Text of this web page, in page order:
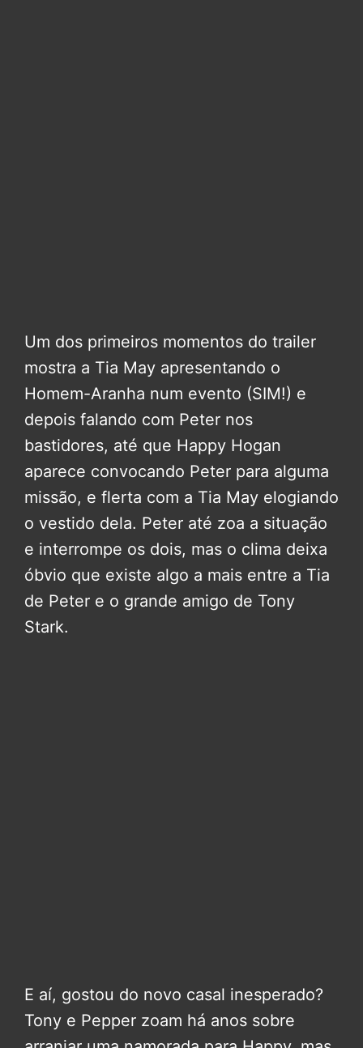
Um dos primeiros momentos do trailer
mostra a Tia May apresentando o
Homem-Aranha num evento (SIM!) e
depois falando com Peter nos
bastidores, até que Happy Hogan
aparece convocando Peter para alguma
missão, e flerta com a Tia May elogiando
o vestido dela. Peter até zoa a situação
e interrompe os dois, mas o clima deixa
óbvio que existe algo a mais entre a Tia
de Peter e o grande amigo de Tony
Stark.
E aí, gostou do novo casal inesperado?
Tony e Pepper zoam há anos sobre